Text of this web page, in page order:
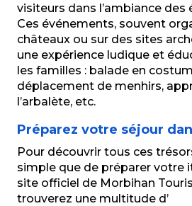
visiteurs dans l’ambiance des
Ces événements, souvent
châteaux ou sur des sites
une expérience ludique et
les familles : balade en
déplacement de menhirs,
l’arbalète, etc.
Préparez votre séjour
Pour découvrir tous ces
simple que de préparer votre
site officiel de Morbihan
trouverez une multitude d’